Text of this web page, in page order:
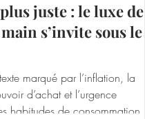
juste : le luxe de
s’invite sous le
marqué par l’inflation, la
d’achat et l’urgence
habitudes de consommation